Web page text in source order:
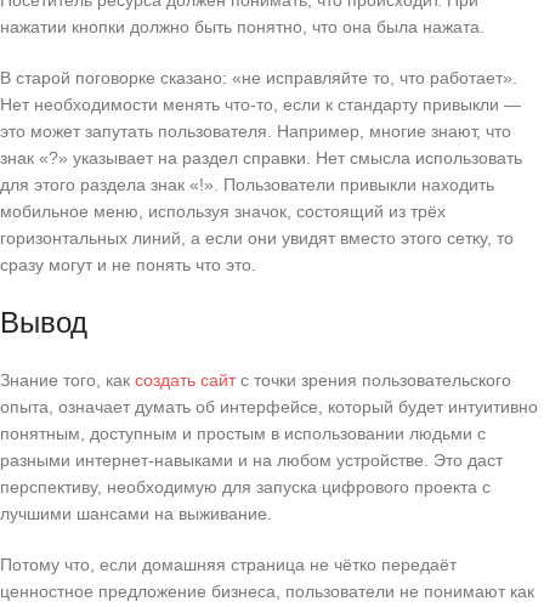
нажатии кнопки должно быть понятно, что она была нажата.
В старой поговорке сказано: «не исправляйте то, что работает».
Нет необходимости менять что-то, если к стандарту привыкли —
это может запутать пользователя. Например, многие знают, что
знак «?» указывает на раздел справки. Нет смысла использовать
для этого раздела знак «!». Пользователи привыкли находить
мобильное меню, используя значок, состоящий из трёх
горизонтальных линий, а если они увидят вместо этого сетку, то
сразу могут и не понять что это.
Вывод
Знание того, как создать сайтс точки зрения пользовательского
опыта, означает думать об интерфейсе, который будет интуитивно
понятным, доступным и простым в использовании людьми с
разными интернет-навыками и на любом устройстве. Это даст
перспективу, необходимую для запуска цифрового проекта с
лучшими шансами на выживание.
Потому что, если домашняя страница не чётко передаёт
ценностное предложение бизнеса, пользователи не понимают как